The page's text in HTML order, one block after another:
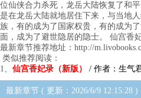
位仙侠合力杀死，龙岳大陆恢复了和
是在龙岳大陆就地居住下来，与当地
族，有的成为了国家权贵，有的成为
面，成为了避世隐居的隐士。 仙宫香
最新章节推荐地址：http://
类似推荐阅读：
1、 仙宫香妃录（新版） / 作者：生气
最新章节 ( 更新：2026/6/9 12:15:28 )